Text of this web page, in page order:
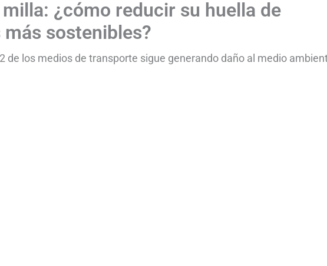
¿cómo reducir su huella de
sostenibles?
de los medios de transporte sigue generando daño al medio